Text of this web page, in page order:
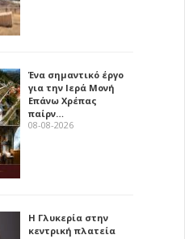
Ένα σημαντικό έργο
για την Ιερά Μονή
Επάνω Χρέπας
παίρν…
08-08-2026
Η Γλυκερία στην
κεντρική πλατεία